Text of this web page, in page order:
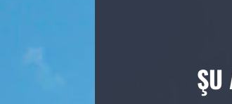
ŞU